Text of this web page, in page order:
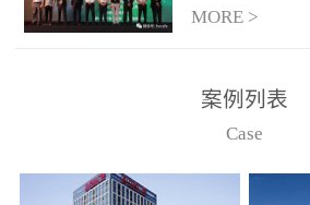
联，一台监控主机最多可
从监控主机上获取，最多
只能接6台，超过的需从现
MORE >
案例列表
Case